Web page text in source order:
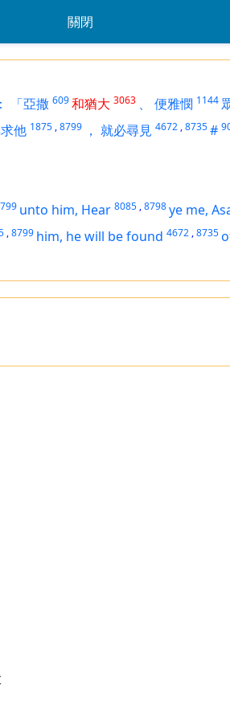
關閉
： 「亞撒 609和猶大 3063 、 便雅憫 1144
他 1875 ,8799 ， 就必尋見 4672 ,8735#
unto him, Hear 8085 ,8798ye me,
,8799 him, he will be found 4672 ,8735